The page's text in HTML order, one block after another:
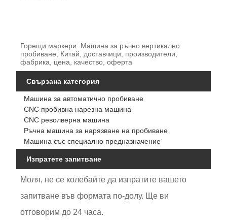
Горещи маркери: Машина за ръчно вертикално
пробиване, Китай, доставчици, производители,
фабрика, цена, качество, оферта
Свързана категория
Машина за автоматично пробиване
CNC пробивна нарезна машина
CNC револверна машина
Ръчна машина за нарязване на пробиване
Машина със специално предназначение
Изпратете запитване
Моля, не се колебайте да изпратите вашето
запитване във формата по-долу. Ще ви
отговорим до 24 часа.